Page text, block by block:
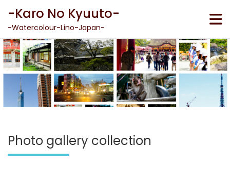
content
-Karo No Kyuuto-
-Watercolour-Lino-Japan-
Photo gallery collection